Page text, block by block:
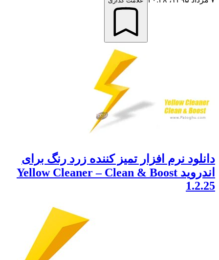
نرم افزار تمیز کننده زرد رنگ برای
اندروید Yellow Cleaner – Clean & Boost